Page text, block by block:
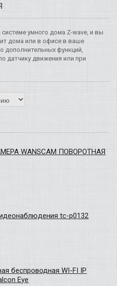
умного дома Z-wave, и вы
дома или в офисе в ваше
дополнительных функций,
датчику движения или при
WANSCAM ПОВОРОТНАЯ
tc-p0132
беспроводная WI-FI IP
Eye